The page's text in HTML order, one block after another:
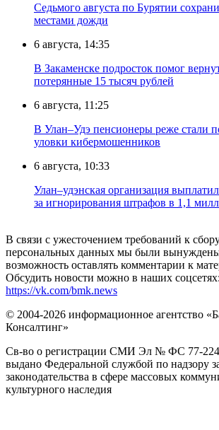
Седьмого августа по Бурятии
местами дожди
6 августа, 14:35
В Закаменске подросток помог
потерянные 15 тысяч рублей
6 августа, 11:25
В Улан–Удэ пенсионеры реже стали
уловки кибермошенников
6 августа, 10:33
Улан–удэнская организация
за игнорирования штрафов в 1,1
В связи с ужесточением требований к
персональных данных мы были
возможность оставлять комментарии к
Обсудить новости можно в наших соцсетях:
https://vk.com/bmk.news
© 2004-2026 информационное агентство
Консалтинг»
Св-во о регистрации СМИ Эл № ФС 77-
выдано Федеральной службой по надзору
законодательства в сфере массовых
культурного наследия